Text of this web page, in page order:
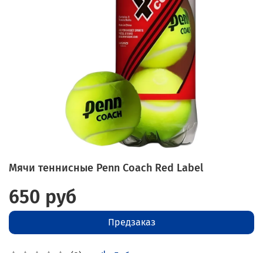
Мячи теннисные Penn Coach Red Label
650 руб
Предзаказ